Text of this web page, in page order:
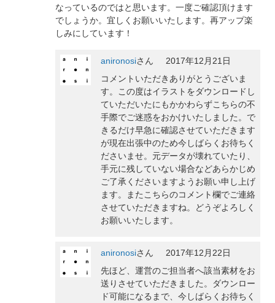
なっているのではと思います。一度ご確認頂けます
でしょうか。宜しくお願いいたします。再アップ楽
しみにしています！
anironosiさん
2017年12月21日
コメントいただきありがとうございま
す。この度はイラストをダウンロードし
ていただいたにもかかわらずこちらの不
手際でご迷惑をおかけいたしました。で
きるだけ早急に確認させていただきます
が現在出張中のため今しばらくお待ちく
ださいませ。元データが壊れていたり、
手元に残していない場合などあらかじめ
ご了承くださいますようお願い申し上げ
ます。またこちらのコメント欄でご連絡
させていただきますね。どうぞよろしく
お願いいたします。
anironosiさん
2017年12月22日
先ほど、運営のご担当者へ該当素材をお
送りさせていただきました。ダウンロー
ド可能になるまで、今しばらくお待ちく